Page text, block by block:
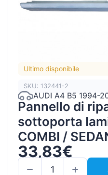
Ultimo disponibile
SKU: 132441-2
AUDI A4 B5 1994-
Pannello di
sottoporta
COMBI /
33,83€